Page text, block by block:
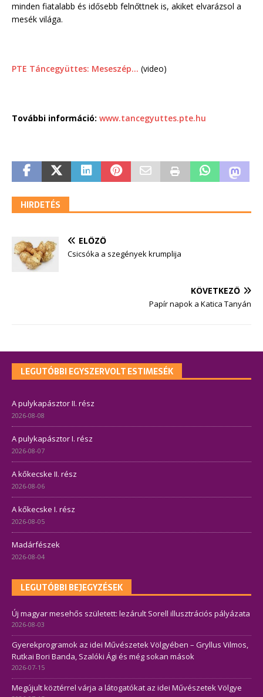
minden fiatalabb és idősebb felnőttnek is, akiket elvarázsol a
mesék világa.
PTE Táncegyüttes: Meseszép… (video)
További információ: www.tancegyuttes.pte.hu
HIRDETÉS
ELŐZŐ
Csicsóka a szegények krumplija
KÖVETKEZŐ
Papír napok a Katica Tanyán
LEGUTÓBBI EGYSZERVOLT ESTIMESÉK
A pulykapásztor II. rész
2026-08-08
A pulykapásztor I. rész
2026-08-07
A kőkecske II. rész
2026-08-06
A kőkecske I. rész
2026-08-05
Madárfészek
2026-08-04
LEGUTÓBBI BEJEGYZÉSEK
Új magyar mesehős született: lezárult Sorell illusztrációs pályázata
2026-08-03
Gyerekprogramok az idei Művészetek Völgyében – Gryllus Vilmos,
Rutkai Bori Banda, Szalóki Ági és még sokan mások
2026-07-15
Megújult köztérrel várja a látogatókat az idei Művészetek Völgye